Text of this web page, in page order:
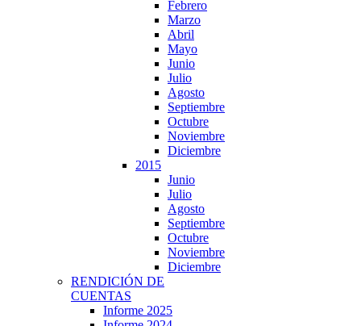
Febrero
Marzo
Abril
Mayo
Junio
Julio
Agosto
Septiembre
Octubre
Noviembre
Diciembre
2015
Junio
Julio
Agosto
Septiembre
Octubre
Noviembre
Diciembre
RENDICIÓN DE
CUENTAS
Informe 2025